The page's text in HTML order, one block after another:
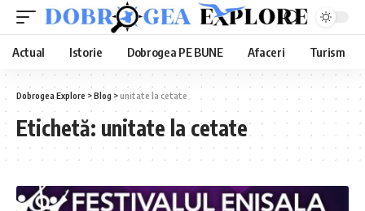
Actual Istorie Dobrogea PE BUNE Afaceri Turism
Dobrogea Explore >Blog >unitate la cetate
Etichetă: unitate la cetate